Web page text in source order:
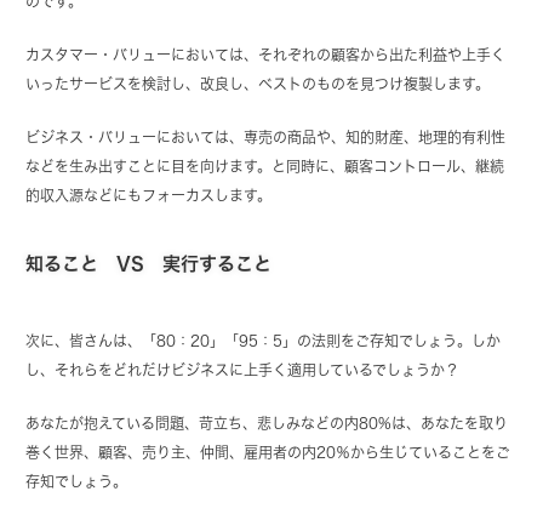
カスタマー・バリューにおいては、それぞれの顧客から出た利益や上手く
いったサービスを検討し、改良し、ベストのものを見つけ複製します。
ビジネス・バリューにおいては、専売の商品や、知的財産、地理的有利性
などを生み出すことに目を向けます。と同時に、顧客コントロール、継続
的収入源などにもフォーカスします。
知ること VS 実行すること
次に、皆さんは、「80：20」「95：5」の法則をご存知でしょう。しか
し、それらをどれだけビジネスに上手く適用しているでしょうか？
あなたが抱えている問題、苛立ち、悲しみなどの内80%は、あなたを取り
巻く世界、顧客、売り主、仲間、雇用者の内20％から生じていることをご
存知でしょう。